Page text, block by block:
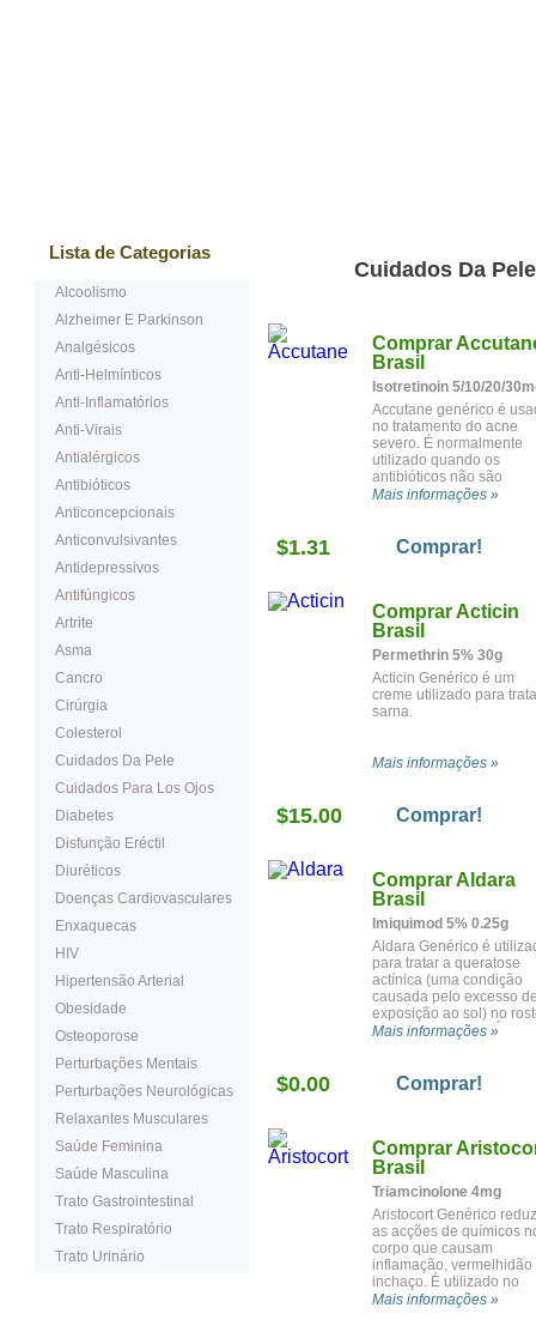
Lista de Categorias
Alcoolismo
Alzheimer E Parkinson
Analgésicos
Anti-Helmínticos
Anti-Inflamatórios
Anti-Virais
Antialérgicos
Antibióticos
Anticoncepcionais
Anticonvulsivantes
Antidepressivos
Antifúngicos
Artrite
Asma
Cancro
Cirúrgia
Colesterol
Cuidados Da Pele
Cuidados Para Los Ojos
Diabetes
Disfunção Eréctil
Diuréticos
Doenças Cardiovasculares
Enxaquecas
HIV
Hipertensão Arterial
Obesidade
Osteoporose
Perturbações Mentais
Perturbações Neurológicas
Relaxantes Musculares
Saúde Feminina
Saúde Masculina
Trato Gastrointestinal
Trato Respiratório
Trato Urinário
Cuidados Da Pele
Comprar
Brasil
Isotretinoin 5/10/20/
Accutane genérico é
no tratamento do acne
severo. É normalmente
utilizado quando os
antibióticos não são
eficazes.
Mais informações »
$1.31 Comprar!
Comprar Acticin
Brasil
Permethrin 5% 30g
Acticin Genérico é um
creme utilizado para
sarna.
Mais informações »
$15.00 Comprar!
Comprar Aldara
Brasil
Imiquimod 5% 0.25g
Aldara Genérico é
para tratar a queratose
actínica (uma condição
causada pelo excesso
exposição ao sol) no
e couro cabeludo. É
cancro de pele
carcinoma basocelular
tratamento adequado.
Mais informações »
$0.00 Comprar!
Comprar
Brasil
Triamcinolone 4mg
Aristocort Genérico reduz
as acções de químicos
corpo que causam
inflamação, vermelhidão
inchaço. É utilizado no
tratamento da inflamação
Mais informações »